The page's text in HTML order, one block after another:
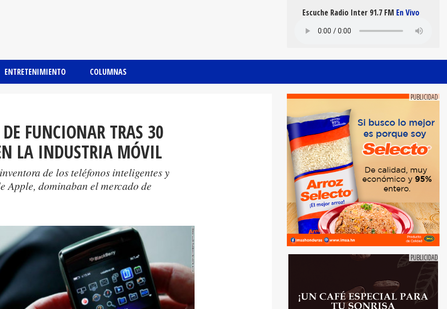
ENTRETENIMIENTO COLUMNAS
Escuche Radio Inter 91.7 FM En Vivo
FUNCIONAR TRAS 30
LA INDUSTRIA MÓVIL
de los teléfonos inteligentes y
Apple, dominaban el mercado de